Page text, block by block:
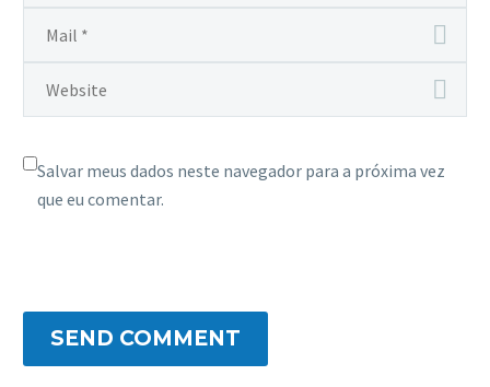
Salvar meus dados neste navegador para a próxima vez
que eu comentar.
SEND COMMENT